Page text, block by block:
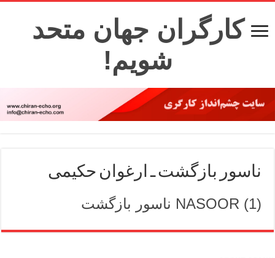
کارگران جهان متحد
شویم!
ناسور بازگشت ـ ارغوان حکیمی
NASOOR (1) ناسور بازگشت